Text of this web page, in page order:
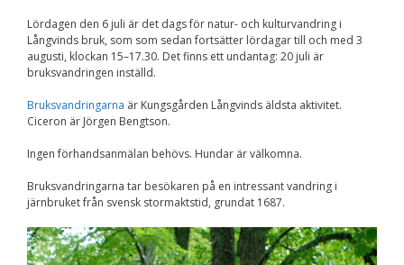
Lördagen den 6 juli är det dags för natur- och kulturvandring i
Långvinds bruk, som som sedan fortsätter lördagar till och med 3
augusti, klockan 15–17.30. Det finns ett undantag: 20 juli är
bruksvandringen inställd.
Bruksvandringarna är Kungsgården Långvinds äldsta aktivitet.
Ciceron är Jörgen Bengtson.
Ingen förhandsanmälan behövs. Hundar är välkomna.
Bruksvandringarna tar besökaren på en intressant vandring i
järnbruket från svensk stormaktstid, grundat 1687.
Statistik
För att vi ska
hemsidans
uppbyggnad,
hur
hemsidan